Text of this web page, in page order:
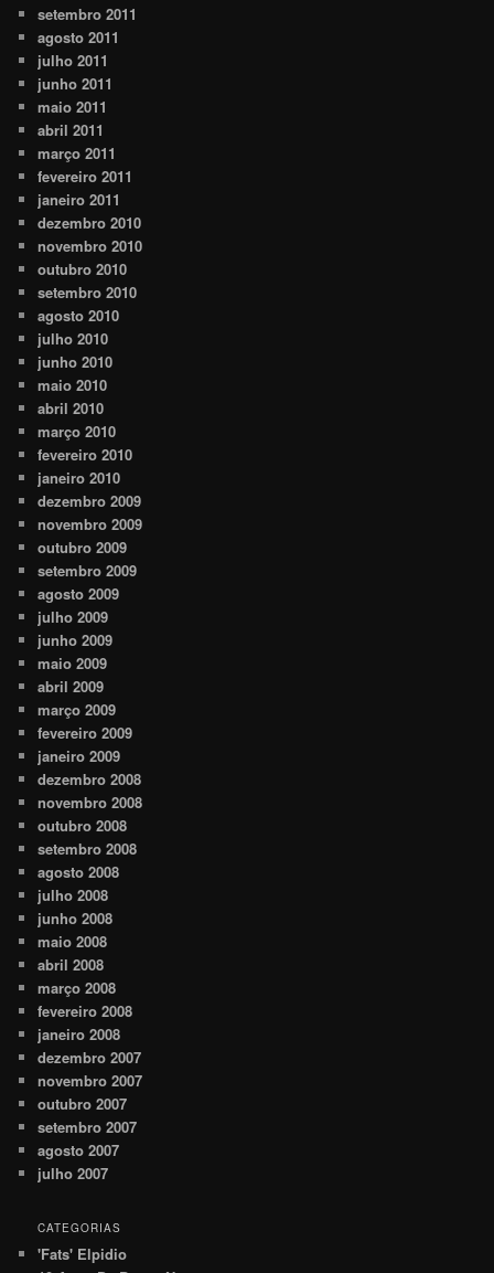
setembro 2011
agosto 2011
julho 2011
junho 2011
maio 2011
abril 2011
março 2011
fevereiro 2011
janeiro 2011
dezembro 2010
novembro 2010
outubro 2010
setembro 2010
agosto 2010
julho 2010
junho 2010
maio 2010
abril 2010
março 2010
fevereiro 2010
janeiro 2010
dezembro 2009
novembro 2009
outubro 2009
setembro 2009
agosto 2009
julho 2009
junho 2009
maio 2009
abril 2009
março 2009
fevereiro 2009
janeiro 2009
dezembro 2008
novembro 2008
outubro 2008
setembro 2008
agosto 2008
julho 2008
junho 2008
maio 2008
abril 2008
março 2008
fevereiro 2008
janeiro 2008
dezembro 2007
novembro 2007
outubro 2007
setembro 2007
agosto 2007
julho 2007
CATEGORIAS
'Fats' Elpidio